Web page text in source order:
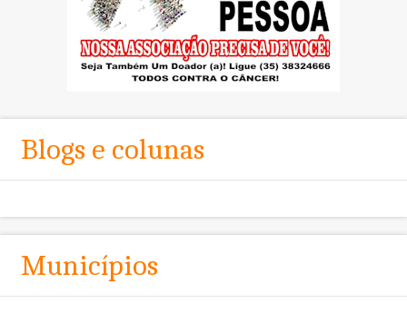
Blogs e colunas
Municípios